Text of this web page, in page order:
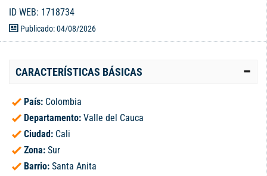
ID WEB: 1718734
Publicado: 04/08/2026
CARACTERÍSTICAS BÁSICAS
País: Colombia
Departamento: Valle del Cauca
Ciudad: Cali
Zona: Sur
Barrio: Santa Anita